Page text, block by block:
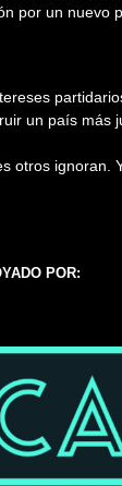
por un nuevo
un país más
otros ignoran.
POR: